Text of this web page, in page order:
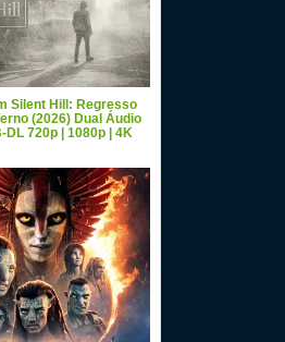
Silent Hill: Regresso
(2026) Dual Áudio
DL 720p | 1080p | 4K